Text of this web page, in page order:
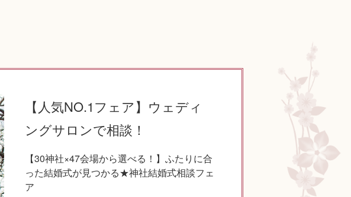
【人気NO.1フェア】ウェディ
ングサロンで相談！
【30神社×47会場から選べる！】ふたりに合
った結婚式が見つかる★神社結婚式相談フェ
ア